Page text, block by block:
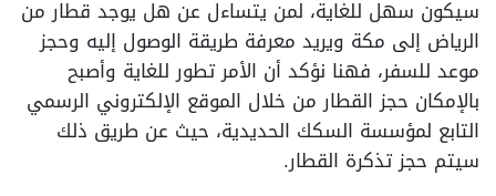
سيكون سهل للغاية، لمن يتساءل عن هل يوجد قطار من
الرياض إلى مكة ويريد معرفة طريقة الوصول إليه وحجز
موعد للسفر، فهنا نؤكد أن الأمر تطور للغاية وأصبح
بالإمكان حجز القطار من خلال الموقع الإلكتروني الرسمي
التابع لمؤسسة السكك الحديدية، حيث عن طريق ذلك
سيتم حجز تذكرة القطار.